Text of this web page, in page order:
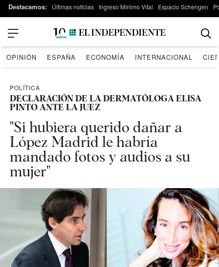
Destacamos: Últimas noticias Ingreso Mínimo Vital Espacio Schengen
OPINIÓN ESPAÑA ECONOMÍA INTERNACIONAL
POLÍTICA
DECLARACIÓN DE LA DERMATÓLOGA ELISA
PINTO ANTE LA JUEZ
"Si hubiera querido dañar a
López Madrid le habría
mandado fotos y audios a su
mujer"